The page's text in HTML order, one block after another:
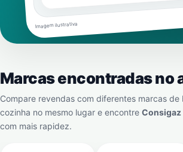
Imagem ilustrativa
Marcas encontradas no
Compare revendas com diferentes marcas
cozinha no mesmo lugar e encontre Consigaz
com mais rapidez.